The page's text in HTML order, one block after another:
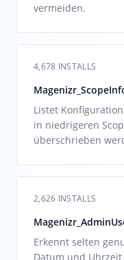
vermeiden.
4,678 INSTALLS
Listet
in niedrigeren
überschrieben
2,626 INSTALLS
Erkennt selten
Datum und